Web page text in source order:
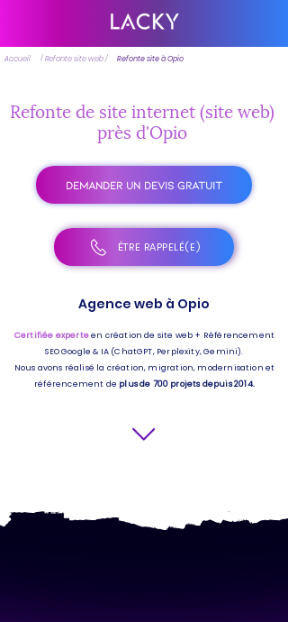
Accueil / Refonte site web / Refonte site à Opio
Refonte de site internet (site web)
près d'Opio
DEMANDER UN DEVIS GRATUIT
ÊTRE RAPPELÉ(E)
Agence web à Opio
Certifiée experteen création de site web + Référencement
SEO Google & IA (ChatGPT, Perplexity, Gemini).
Nous avons réalisé la création, migration, modernisation et
référencement de plus de 700 projets depuis 2014.